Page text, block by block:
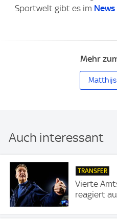
Sportwelt gibt es im
Mehr
Auch interessant
TRANSFER
Vierte
reagiert